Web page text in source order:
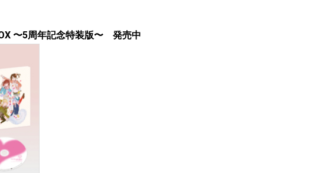
〜5周年記念特装版〜 発売中